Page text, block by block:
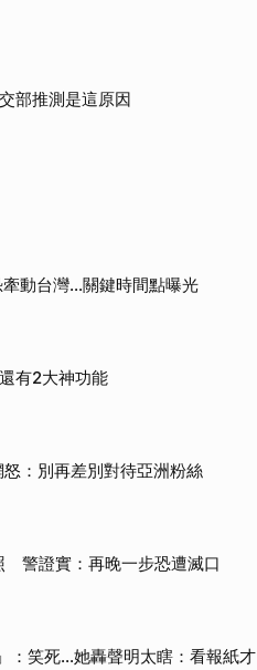
部推測是這原因
動台灣...關鍵時間點曝光
有2大神功能
：別再差別對待亞洲粉絲
警證實：再晚一步恐遭滅口
：笑死...她轟聲明太瞎：看報紙才